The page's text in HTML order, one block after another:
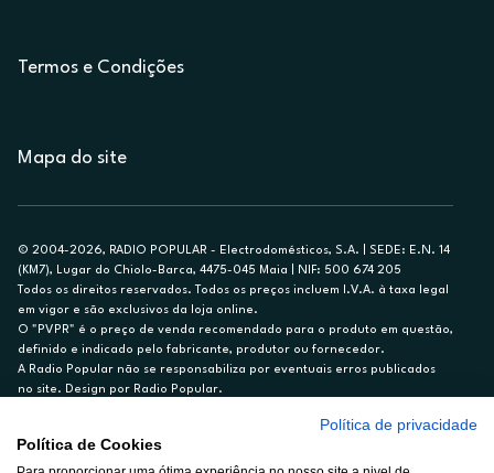
Termos e Condições
Mapa do site
© 2004-2026, RADIO POPULAR - Electrodomésticos, S.A. | SEDE: E.N. 14
(KM7), Lugar do Chiolo-Barca, 4475-045 Maia | NIF: 500 674 205
Todos os direitos reservados. Todos os preços incluem I.V.A. à taxa legal
em vigor e são exclusivos da loja online.
O "PVPR" é o preço de venda recomendado para o produto em questão,
definido e indicado pelo fabricante, produtor ou fornecedor.
A Radio Popular não se responsabiliza por eventuais erros publicados
no site. Design por Radio Popular.
Ex. para limite de crédito de €1.500, reembolsado em 12 meses, TAN
14,79%.
Política de privacidade
Política de Cookies